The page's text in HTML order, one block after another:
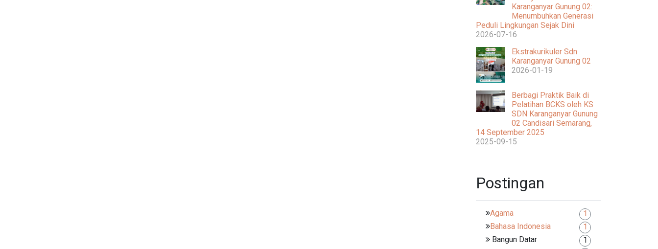
Karanganyar Gunung 02:
Menumbuhkan Generasi
Peduli Lingkungan Sejak Dini
2026-07-16
Ekstrakurikuler Sdn
Karanganyar Gunung 02
2026-01-19
Berbagi Praktik Baik di
Pelatihan BCKS oleh KS
SDN Karanganyar Gunung
02 Candisari Semarang,
14 September 2025
2025-09-15
Postingan
Agama
1
Bahasa Indonesia
1
Bangun Datar
1